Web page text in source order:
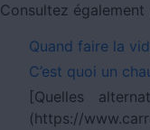
Consultez
Quand faire la
C’est quoi un
[Quelles
(https://